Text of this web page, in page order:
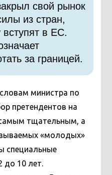
свой рынок
из стран,
вступят в ЕС.
за границей.
министра по
претендентов на
тщательным, а
«молодых»
специальные
до 10 лет.